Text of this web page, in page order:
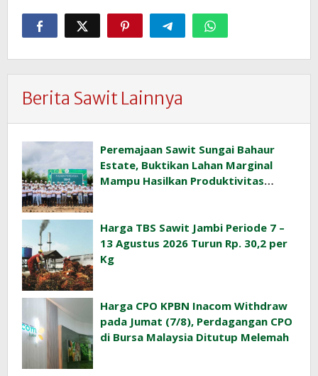
Berita Sawit Lainnya
Peremajaan Sawit Sungai Bahaur
Estate, Buktikan Lahan Marginal
Mampu Hasilkan Produktivitas
Harga TBS Sawit Jambi Periode 7 –
13 Agustus 2026 Turun Rp. 30,2 per
Kg
Harga CPO KPBN Inacom Withdraw
pada Jumat (7/8), Perdagangan CPO
di Bursa Malaysia Ditutup Melemah